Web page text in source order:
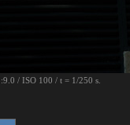
/ ISO 100 / t = 1/250 s.